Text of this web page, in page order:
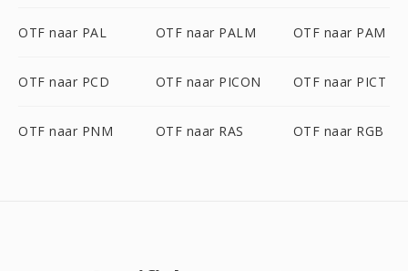
OTF naar PAL OTF naar PALM OTF naar PAM
OTF naar PCD OTF naar PICON OTF naar PICT
OTF naar PNM OTF naar RAS OTF naar RGB